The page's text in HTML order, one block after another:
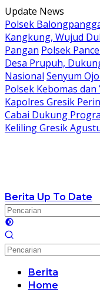
Langsung
ke
konten
Update News
Polsek
Kangkung, Wujud
Pangan Polsek
Desa Prupuh,
Nasional Senyum
Polsek Kebomas dan
Kapolres Gresik
Cabai Dukung
Keliling Gresik
Berita Up To Date
Berita
Home